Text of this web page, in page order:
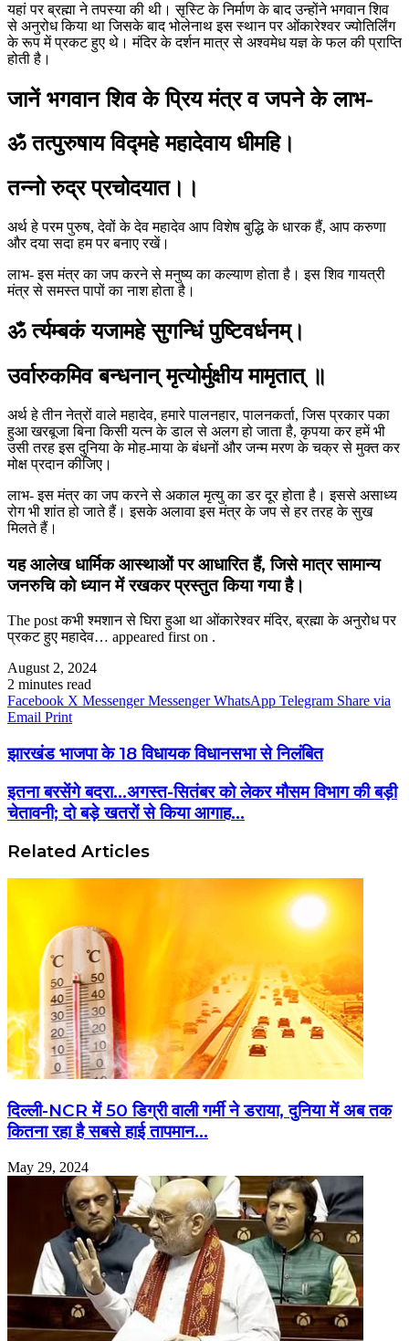
यहां पर ब्रह्मा ने तपस्या की थी। सृस्टि के निर्माण के बाद उन्होंने भगवान शिव
से अनुरोध किया था जिसके बाद भोलेनाथ इस स्थान पर ओंकारेश्वर ज्योतिर्लिंग
के रूप में प्रकट हुए थे। मंदिर के दर्शन मात्र से अश्वमेध यज्ञ के फल की प्राप्ति
होती है।
जानें भगवान शिव के प्रिय मंत्र व जपने के लाभ-
ॐ तत्पुरुषाय विद्महे महादेवाय धीमहि।
तन्नो रुद्र प्रचोदयात।।
अर्थ हे परम पुरुष, देवों के देव महादेव आप विशेष बुद्धि के धारक हैं, आप करुणा
और दया सदा हम पर बनाए रखें।
लाभ- इस मंत्र का जप करने से मनुष्य का कल्याण होता है। इस शिव गायत्री
मंत्र से समस्त पापों का नाश होता है।
ॐ र्त्यम्बकं यजामहे सुगन्धिं पुष्टिवर्धनम्।
उर्वारुकमिव बन्धनान् मृत्योर्मुक्षीय मामृतात् ॥
अर्थ हे तीन नेत्रों वाले महादेव, हमारे पालनहार, पालनकर्ता, जिस प्रकार पका
हुआ खरबूजा बिना किसी यत्न के डाल से अलग हो जाता है, कृपया कर हमें भी
उसी तरह इस दुनिया के मोह-माया के बंधनों और जन्म मरण के चक्र से मुक्त कर
मोक्ष प्रदान कीजिए।
लाभ- इस मंत्र का जप करने से अकाल मृत्यु का डर दूर होता है। इससे असाध्य
रोग भी शांत हो जाते हैं। इसके अलावा इस मंत्र के जप से हर तरह के सुख
मिलते हैं।
यह आलेख धार्मिक आस्थाओं पर आधारित हैं, जिसे मात्र सामान्य
जनरुचि को ध्यान में रखकर प्रस्तुत किया गया है।
The post कभी श्मशान से घिरा हुआ था ओंकारेश्वर मंदिर, ब्रह्मा के अनुरोध पर
प्रकट हुए महादेव… appeared first on .
August 2, 2024
2 minutes read
Facebook X Messenger Messenger WhatsApp Telegram Share via
Email Print
झारखंड भाजपा के 18 विधायक विधानसभा से निलंबित
इतना बरसेंगे बदरा…अगस्त-सितंबर को लेकर मौसम विभाग की बड़ी
चेतावनी; दो बड़े खतरों से किया आगाह…
Related Articles
दिल्ली-NCR में 50 डिग्री वाली गर्मी ने डराया, दुनिया में अब तक
कितना रहा है सबसे हाई तापमान…
May 29, 2024